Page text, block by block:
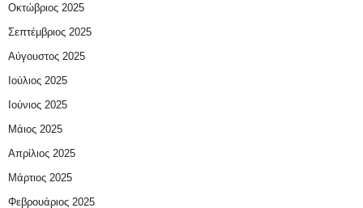
Οκτώβριος 2025
Σεπτέμβριος 2025
Αύγουστος 2025
Ιούλιος 2025
Ιούνιος 2025
Μάιος 2025
Απρίλιος 2025
Μάρτιος 2025
Φεβρουάριος 2025